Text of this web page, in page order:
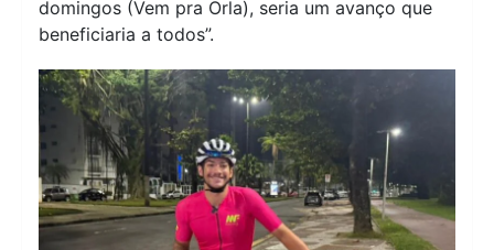
domingos (Vem pra Orla), seria um avanço que
beneficiaria a todos”.